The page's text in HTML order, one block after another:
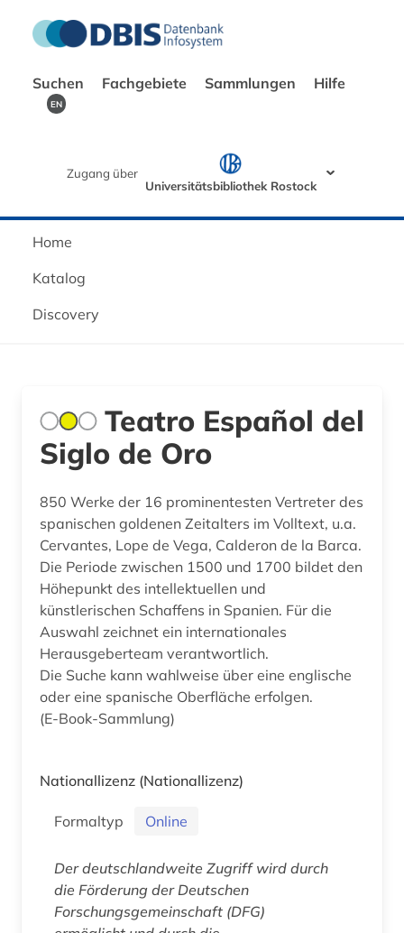
Suchen Fachgebiete Sammlungen Hilfe
EN
Zugang über
Universitätsbibliothek Rostock
Home
Katalog
Discovery
Teatro Español del
Siglo de Oro
850 Werke der 16 prominentesten Vertreter des
spanischen goldenen Zeitalters im Volltext, u.a.
Cervantes, Lope de Vega, Calderon de la Barca.
Die Periode zwischen 1500 und 1700 bildet den
Höhepunkt des intellektuellen und
künstlerischen Schaffens in Spanien. Für die
Auswahl zeichnet ein internationales
Herausgeberteam verantwortlich.
Die Suche kann wahlweise über eine englische
oder eine spanische Oberfläche erfolgen.
(E-Book-Sammlung)
Nationallizenz (Nationallizenz)
Formaltyp Online
Der deutschlandweite Zugriff wird durch
die Förderung der Deutschen
Forschungsgemeinschaft (DFG)